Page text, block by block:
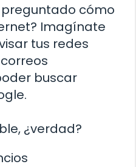
preguntado cómo
Imagínate
tus redes
buscar
¿verdad?